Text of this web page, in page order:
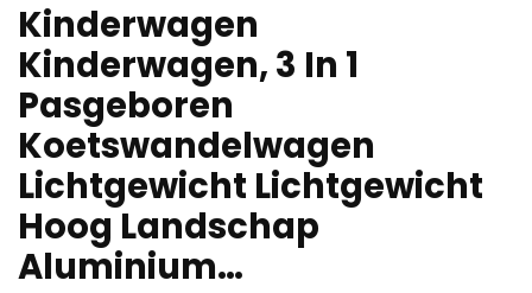
Kinderwagen
Kinderwagen, 3 In 1
Pasgeboren
Koetswandelwagen
Lichtgewicht Lichtgewicht
Hoog Landschap
Aluminium…